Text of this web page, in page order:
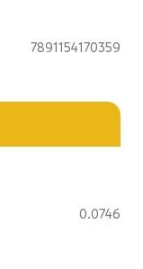
7891154170359
0.0746